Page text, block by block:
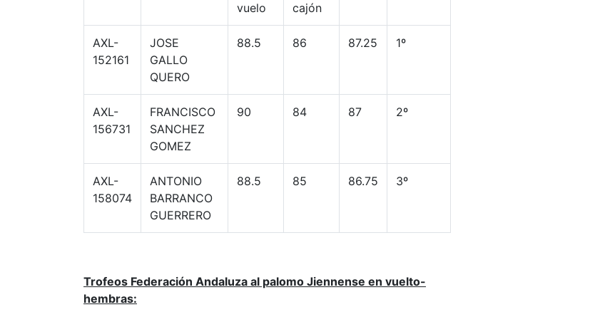
vuelo
cajón
AXL-
152161
JOSE
GALLO
QUERO
88.5 86 87.25 1º
AXL-
156731
FRANCISCO
SANCHEZ
GOMEZ
90 84 87 2º
AXL-
158074
ANTONIO
BARRANCO
GUERRERO
88.5 85 86.75 3º
Trofeos Federación Andaluza al palomo Jiennense en vuelto-
hembras: